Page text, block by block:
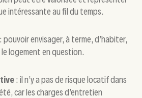
intéressante au fil du temps.
: pouvoir envisager, à terme, d’habiter,
logement en question.
: il n’y a pas de risque locatif dans
car les charges d’entretien